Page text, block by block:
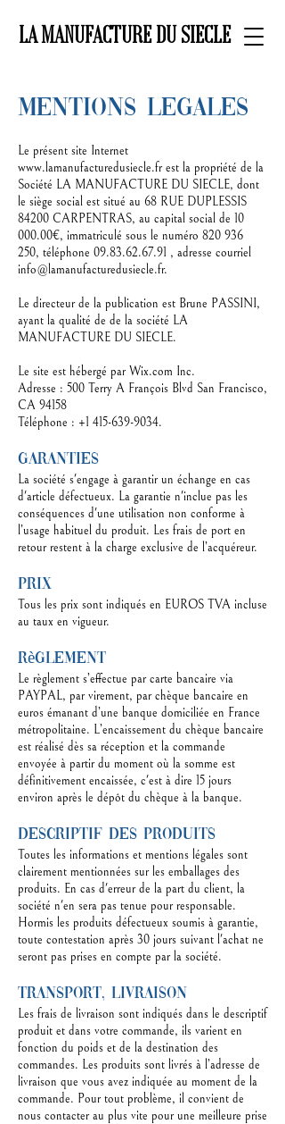
LA MANUFACTURE DU SIECLE
Mentions legales
Le présent site Internet
www.lamanufacturedusiecle.frest la propriété de la
Société LA MANUFACTURE DU SIECLE, dont
le siège social est situé au 68 RUE DUPLESSIS
84200 CARPENTRAS, au capital social de 10
000.00€, immatriculé sous le numéro 820 936
250, téléphone 09.83.62.67.91 , adresse courriel
info@lamanufacturedusiecle.fr.
Le directeur de la publication est Brune PASSINI,
ayant la qualité de de la société LA
MANUFACTURE DU SIECLE.
Le site est hébergé par Wix.com Inc.
Adresse : 500 Terry A François Blvd San Francisco,
CA 94158
Téléphone : +1 415-639-9034.
Garanties
La société s'engage à garantir un échange en cas
d'article défectueux. La garantie n'inclue pas les
conséquences d'une utilisation non conforme à
l’usage habituel du produit. Les frais de port en
retour restent à la charge exclusive de l’acquéreur.
Prix
Tous les prix sont indiqués en EUROS TVA incluse
au taux en vigueur.
Règlement
Le règlement s’effectue par carte bancaire via
PAYPAL, par virement, par chèque bancaire en
euros émanant d’une banque domiciliée en France
métropolitaine. L’encaissement du chèque bancaire
est réalisé dès sa réception et la commande
envoyée à partir du moment où la somme est
définitivement encaissée, c'est à dire 15 jours
environ après le dépôt du chèque à la banque.
Descriptif des produits
Toutes les informations et mentions légales sont
clairement mentionnées sur les emballages des
produits. En cas d'erreur de la part du client, la
société n'en sera pas tenue pour responsable.
Hormis les produits défectueux soumis à garantie,
toute contestation après 30 jours suivant l'achat ne
seront pas prises en compte par la société.
Transport, livraison
Les frais de livraison sont indiqués dans le descriptif
produit et dans votre commande, ils varient en
fonction du poids et de la destination des
commandes. Les produits sont livrés à l’adresse de
livraison que vous avez indiquée au moment de la
commande. Pour tout problème, il convient de
nous contacter au plus vite pour une meilleure prise